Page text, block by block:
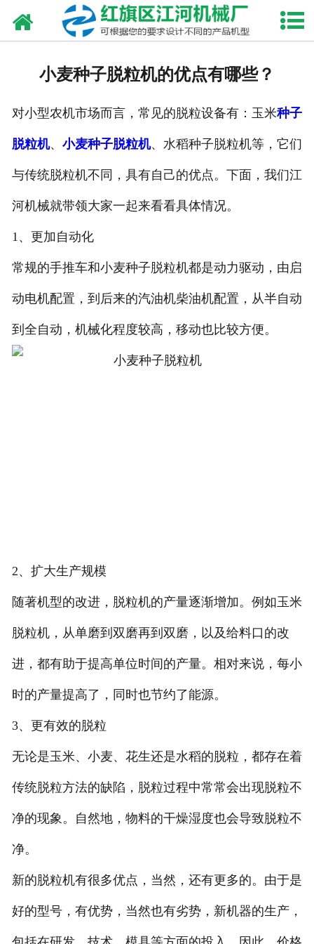
网站首页
资质荣誉
视频中心
联系我们
小麦种子脱粒机的优点有哪些？
对小型农机市场而言，常见的脱粒设备有：玉米种子
脱粒机、 小麦种子脱粒机、水稻种子脱粒机等，它们
与传统脱粒机不同，具有自己的优点。下面，我们江
河机械就带领大家一起来看看具体情况。
1、更加自动化
常规的手推车和小麦种子脱粒机都是动力驱动，由启
动电机配置，到后来的汽油机柴油机配置，从半自动
到全自动，机械化程度较高，移动也比较方便。
2、扩大生产规模
随著机型的改进，脱粒机的产量逐渐增加。例如玉米
脱粒机，从单磨到双磨再到双磨，以及给料口的改
进，都有助于提高单位时间的产量。相对来说，每小
时的产量提高了，同时也节约了能源。
3、更有效的脱粒
无论是玉米、小麦、花生还是水稻的脱粒，都存在着
传统脱粒方法的缺陷，脱粒过程中常常会出现脱粒不
净的现象。自然地，物料的干燥湿度也会导致脱粒不
净。
新的脱粒机有很多优点，当然，还有更多的。由于是
好的型号，有优势，当然也有劣势，新机器的生产，